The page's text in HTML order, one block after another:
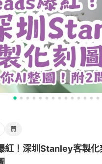
買
紅！深圳Stanley客製